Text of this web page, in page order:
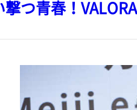
撃つ青春！